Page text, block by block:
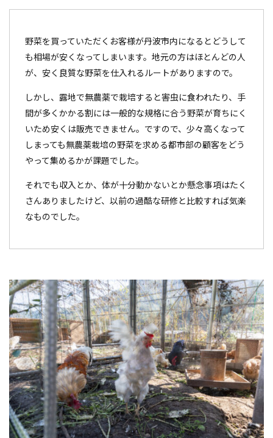
野菜を買っていただくお客様が丹波市内になるとどうして
も相場が安くなってしまいます。地元の方はほとんどの人
が、安く良質な野菜を仕入れるルートがありますので。
しかし、露地で無農薬で栽培すると害虫に食われたり、手
間が多くかかる割には一般的な規格に合う野菜が育ちにく
いため安くは販売できません。ですので、少々高くなって
しまっても無農薬栽培の野菜を求める都市部の顧客をどう
やって集めるかが課題でした。
それでも収入とか、体が十分動かないとか懸念事項はたく
さんありましたけど、以前の過酷な研修と比較すれば気楽
なものでした。